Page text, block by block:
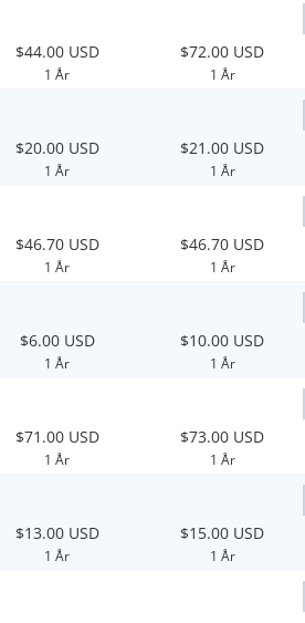
$44.00 USD
1 År
$72.00 USD
1 År
$20.00 USD
1 År
$21.00 USD
1 År
$46.70 USD
1 År
$46.70 USD
1 År
$6.00 USD
1 År
$10.00 USD
1 År
$71.00 USD
1 År
$73.00 USD
1 År
$13.00 USD
1 År
$15.00 USD
1 År